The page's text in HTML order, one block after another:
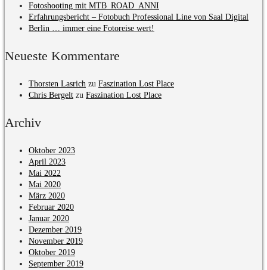
Fotoshooting mit MTB_ROAD_ANNI
Erfahrungsbericht – Fotobuch Professional Line von Saal Digital
Berlin … immer eine Fotoreise wert!
Neueste Kommentare
Thorsten Lasrich zu Faszination Lost Place
Chris Bergelt zu Faszination Lost Place
Archiv
Oktober 2023
April 2023
Mai 2022
Mai 2020
März 2020
Februar 2020
Januar 2020
Dezember 2019
November 2019
Oktober 2019
September 2019